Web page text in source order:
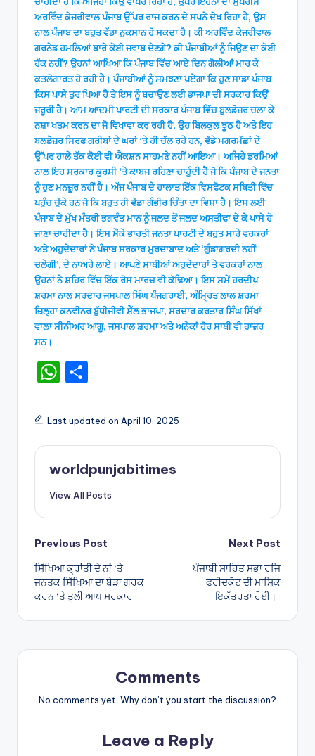
ਅਰਵਿੰਦ ਕੇਜਰੀਵਾਲ ਪੰਜਾਬ ਉੱਪਰ ਰਾਜ ਕਰਨ ਦੇ ਸਪਨੇ ਦੇਖ ਰਿਹਾ ਹੈ, ਉਸ
ਨਾਲ ਪੰਜਾਬ ਦਾ ਬਹੁਤ ਵੱਡਾ ਨੁਕਸਾਨ ਹੋ ਸਕਦਾ ਹੈ। ਕੀ ਅਰਵਿੰਦ ਕੇਜਰੀਵਾਲ
ਗਰਨੇਡ ਹਮਲਿਆਂ ਬਾਰੇ ਕੋਈ ਜਵਾਬ ਦੇਣਗੇ? ਕੀ ਪੰਜਾਬੀਆਂ ਨੂੰ ਜਿਉਣ ਦਾ ਕੋਈ
ਹੱਕ ਨਹੀਂ? ਉਹਨਾਂ ਆਖਿਆ ਕਿ ਪੰਜਾਬ ਵਿੱਚ ਆਏ ਦਿਨ ਗੋਲੀਆਂ ਮਾਰ ਕੇ
ਕਤਲੋਗਾਰਤ ਹੋ ਰਹੀ ਹੈ। ਪੰਜਾਬੀਆਂ ਨੂੰ ਸਮਝਣਾ ਪਏਗਾ ਕਿ ਹੁਣ ਸਾਡਾ ਪੰਜਾਬ
ਕਿਸ ਪਾਸੇ ਤੁਰ ਪਿਆ ਹੈ ਤੇ ਇਸ ਨੂੰ ਬਚਾਉਣ ਲਈ ਭਾਜਪਾ ਦੀ ਸਰਕਾਰ ਕਿਉਂ
ਜਰੂਰੀ ਹੈ। ਆਮ ਆਦਮੀ ਪਾਰਟੀ ਦੀ ਸਰਕਾਰ ਪੰਜਾਬ ਵਿੱਚ ਬੁਲਡੋਜ਼ਰ ਚਲਾ ਕੇ
ਨਸ਼ਾ ਖਤਮ ਕਰਨ ਦਾ ਜੋ ਵਿਖਾਵਾ ਕਰ ਰਹੀ ਹੈ, ਉਹ ਬਿਲਕੁਲ ਝੂਠ ਹੈ ਅਤੇ ਇਹ
ਬਲਡੋਜ਼ਰ ਸਿਰਫ ਗਰੀਬਾਂ ਦੇ ਘਰਾਂ ‘ਤੇ ਹੀ ਚੱਲ ਰਹੇ ਹਨ, ਵੱਡੇ ਮਗਰਮੱਛਾਂ ਦੇ
ਉੱਪਰ ਹਾਲੇ ਤੱਕ ਕੋਈ ਵੀ ਐਕਸ਼ਨ ਸਾਹਮਣੇ ਨਹੀਂ ਆਇਆ। ਅਜਿਹੇ ਡਰਮਿਆਂ
ਨਾਲ ਇਹ ਸਰਕਾਰ ਕੁਰਸੀ ‘ਤੇ ਕਾਬਜ ਰਹਿਣਾ ਚਾਹੁੰਦੀ ਹੈ ਜੋ ਕਿ ਪੰਜਾਬ ਦੇ ਜਨਤਾ
ਨੂੰ ਹੁਣ ਮਨਜ਼ੂਰ ਨਹੀਂ ਹੈ। ਅੱਜ ਪੰਜਾਬ ਦੇ ਹਾਲਾਤ ਇੱਕ ਵਿਸਫੋਟਕ ਸਥਿਤੀ ਵਿੱਚ
ਪਹੁੰਚ ਚੁੱਕੇ ਹਨ ਜੋ ਕਿ ਬਹੁਤ ਹੀ ਵੱਡਾ ਗੰਭੀਰ ਚਿੰਤਾ ਦਾ ਵਿਸ਼ਾ ਹੈ। ਇਸ ਲਈ
ਪੰਜਾਬ ਦੇ ਮੁੱਖ ਮੰਤਰੀ ਭਗਵੰਤ ਮਾਨ ਨੂੰ ਜਲਦ ਤੋਂ ਜਲਦ ਅਸਤੀਫਾ ਦੇ ਕੇ ਪਾਸੇ ਹੋ
ਜਾਣਾ ਚਾਹੀਦਾ ਹੈ। ਇਸ ਮੌਕੇ ਭਾਰਤੀ ਜਨਤਾ ਪਾਰਟੀ ਦੇ ਬਹੁਤ ਸਾਰੇ ਵਰਕਰਾਂ
ਅਤੇ ਅਹੁਦੇਦਾਰਾਂ ਨੇ ਪੰਜਾਬ ਸਰਕਾਰ ਮੁਰਦਾਬਾਦ ਅਤੇ ‘ਗੁੰਡਾਗਰਦੀ ਨਹੀਂ
ਚਲੇਗੀ’, ਦੇ ਨਾਅਰੇ ਲਾਏ। ਆਪਣੇ ਸਾਥੀਆਂ ਅਹੁਦੇਦਾਰਾਂ ਤੇ ਵਰਕਰਾਂ ਨਾਲ
ਉਹਨਾਂ ਨੇ ਸ਼ਹਿਰ ਵਿੱਚ ਇੱਕ ਰੋਸ ਮਾਰਚ ਵੀ ਕੱਢਿਆ। ਇਸ ਸਮੇਂ ਹਰਦੀਪ
ਸ਼ਰਮਾ ਨਾਲ ਸਰਦਾਰ ਜਸਪਾਲ ਸਿੰਘ ਪੰਜਗਰਾਈ, ਅੰਮ੍ਰਿਤ ਲਾਲ ਸ਼ਰਮਾ
ਜ਼ਿਲ੍ਹਾ ਕਨਵੀਨਰ ਬੁੱਧੀਜੀਵੀ ਸੈੱਲ ਭਾਜਪਾ, ਸਰਦਾਰ ਕਰਤਾਰ ਸਿੰਘ ਸਿੱਖਾਂ
ਵਾਲਾ ਸੀਨੀਅਰ ਆਗੂ, ਜਸਪਾਲ ਸ਼ਰਮਾ ਅਤੇ ਅਨੇਕਾਂ ਹੋਰ ਸਾਥੀ ਵੀ ਹਾਜ਼ਰ
ਸਨ।
W
a
ts
A
p
ar
e
Last updated on April 10, 2025
worldpunjabitimes
View All Posts
Post
navigation
Previous Post
ਸਿੱਖਿਆ ਕ੍ਰਾਂਤੀ ਦੇ ਨਾਂ ‘ਤੇ
ਜਨਤਕ ਸਿੱਖਿਆ ਦਾ ਬੇੜਾ ਗਰਕ
ਕਰਨ ‘ਤੇ ਤੁਲੀ ਆਪ ਸਰਕਾਰ
Next Post
ਪੰਜਾਬੀ ਸਾਹਿਤ ਸਭਾ ਰਜਿ
ਫਰੀਦਕੋਟ ਦੀ ਮਾਸਿਕ
ਇਕੱਤਰਤਾ ਹੋਈ।
Comments
No comments yet. Why don’t you start the discussion?
Leave a Reply